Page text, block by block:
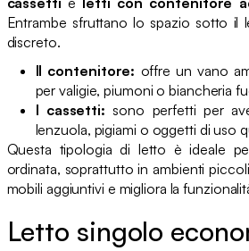
Entrambe sfruttano lo spazio sotto
discreto.
Il contenitore: offre un vano
per valigie, piumoni o biancheria
I cassetti: sono perfetti per
lenzuola, pigiami o oggetti di uso
Questa tipologia di letto è ideale
ordinata, soprattutto in ambienti
mobili aggiuntivi e migliora la
Letto singolo